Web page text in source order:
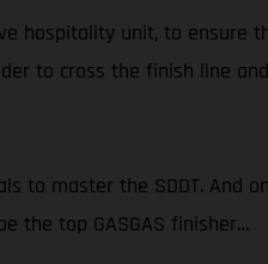
hospitality unit, to ensure
to cross the finish line
to master the SDDT. And
the top GASGAS finisher…